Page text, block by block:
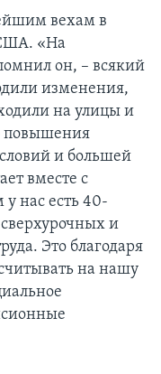
вехам в
«На
он, – всякий
изменения,
на улицы и
повышения
и большей
вместе с
нас есть 40-
сверхурочных и
Это благодаря
на нашу